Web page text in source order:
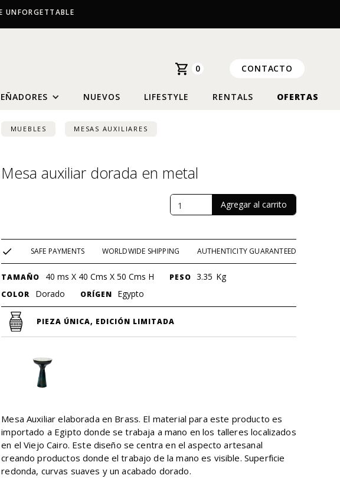
UNFORGETTABLE
0 CONTACTO
NUEVOS LIFESTYLE RENTALS OFERTAS
MUEBLES MESAS AUXILIARES
Mesa auxiliar dorada en metal
SAFE PAYMENTS WORLDWIDE SHIPPING AUTHENTICITY GUARANTEED
TAMAÑO 40 ms X 40 Cms X 50 Cms H PESO 3.35 Kg
COLOR Dorado ORÍGEN Egypto
PIEZA ÚNICA, EDICIÓN LIMITADA
Mesa Auxiliar elaborada en Brass. El material para este producto es
importado a Egipto donde se trabaja a mano en los talleres localizados
en el Viejo Cairo. Este diseño se centra en el aspecto artesanal
creando productos donde el trabajo de la mano es visible. Superficie
redonda, curvas suaves y un acabado dorado.